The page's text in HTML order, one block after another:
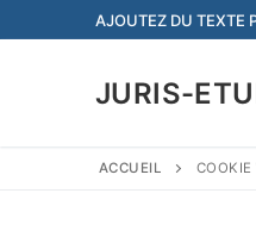
au
AJOUTEZ DU TEXTE
JURIS-
ACCUEIL COOKIE